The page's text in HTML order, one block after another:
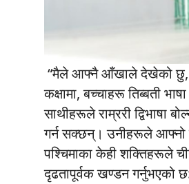
“मैले आफ्नै आँखाले देखेको छु,
कक्षामा, बच्चाहरू तिब्बती
साथीहरूले राम्ररी द्विभाषा
गर्न सक्छन्। उनीहरूले आफ्नो
पश्चिमाका केही शक्तिहरूले
दृढतापूर्वक खण्डन गर्नुभएको